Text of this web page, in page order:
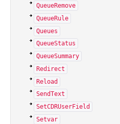
QueueRemove
QueueRule
Queues
QueueStatus
QueueSummary
Redirect
Reload
SendText
SetCDRUserField
Setvar